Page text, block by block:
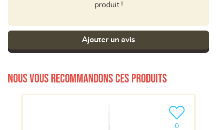
produit !
Ajouter un avis
Nous vous recommandons ces produits
0
Ajouter le